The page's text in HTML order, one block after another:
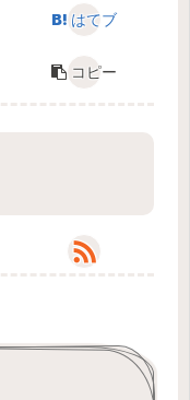
はてブ
コピー